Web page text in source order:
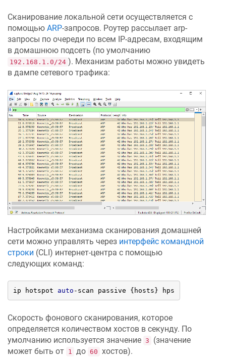
Сканирование локальной сети осуществляется с
помощью ARP-запросов. Роутер рассылает arp-
запросы по очереди по всем IP-адресам, входящим
в домашнюю подсеть (по умолчанию
192.168.1.0/24 ). Механизм работы можно увидеть
в дампе сетевого трафика:
Настройками механизма сканирования домашней
сети можно управлять через интерфейс командной
строки (CLI) интернет-центра c помощью
следующих команд:
ip hotspot auto -scan passive {hosts} hps
Скорость фонового сканирования, которое
определяется количеством хостов в секунду. По
умолчанию используется значение 3
(значение
может быть от 1 до 60 хостов).